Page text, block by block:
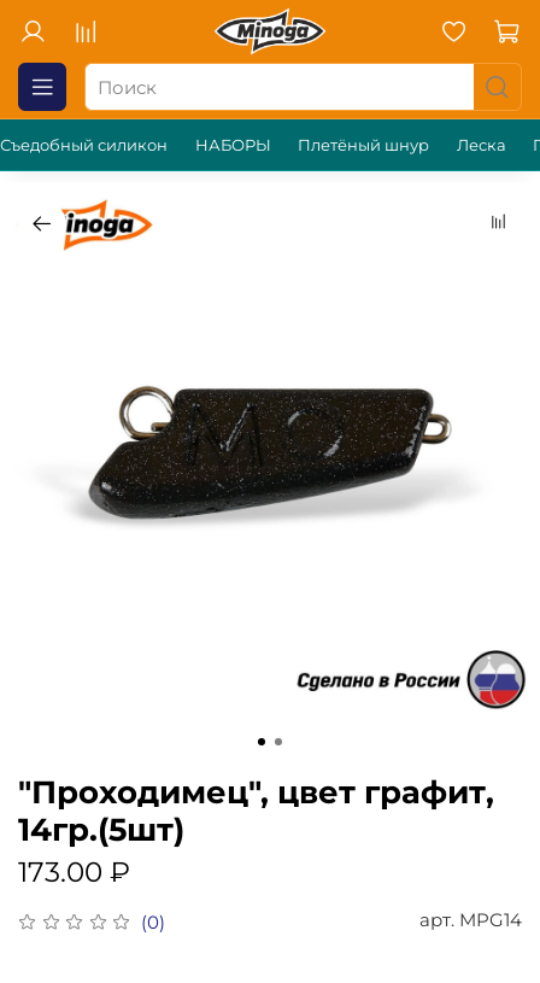
Съедобный силикон НАБОРЫ Плетёный шнур Леска
(0) арт. MPG14
"Проходимец", цвет графит,
14гр.(5шт)
173.00 ₽